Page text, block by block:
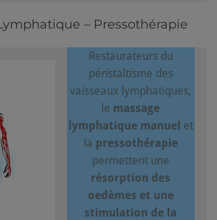
– Pressothérapie
Restaurateurs du
péristaltisme des
vaisseaux lymphatiques,
le massage
lymphatique manuel et
la pressothérapie
permettent une
résorption des
oedèmes et une
stimulation de la